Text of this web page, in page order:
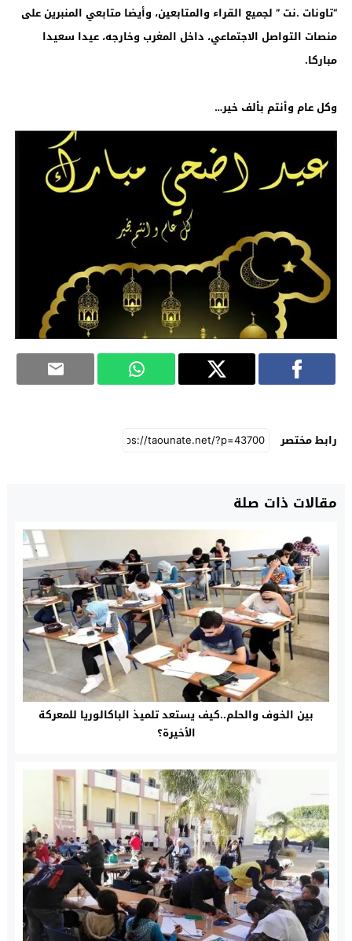
“تاونات .نت ” لجميع القراء والمتابعين، وأيضا متابعي المنبرين على
منصات التواصل الاجتماعي، داخل المغرب وخارجه، عيدا سعيدا
مباركا.
وكل عام وأنتم بألف خير…
رابط مختصر
مقالات ذات صلة
بين الخوف والحلم..كيف يستعد تلميذ الباكالوريا للمعركة
الأخيرة؟